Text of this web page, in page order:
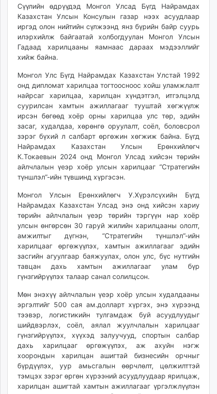
zuv.mn
mminfo.mn
ugluu.mn
urlag.mn
unen.mn
shudarga.mn
shuurhai.mn
unuudur.mn
isee.mn
mglradio.com
fact.mn
itoim.mn
tumen.mn
shuum.mn
tvmongolia.mn
mass.mn
unegui.mn
assa.mn
toim.mn
tac.mn
paparazzi.mn
Сүүлийн өдрүүдэд Монгол Улсад Бүгд Найрамдах
Казахстан Улсын Консулын газар нээх асуудлаар
иргэд олон нийтийн сүлжээнд янз бүрийн байр суурь
илэрхийлж байгаатай холбогдуулан Монгол Улсын
Гадаад харилцааны яамнаас дараах мэдээллийг
хийж байна.
Монгол Улс Бүгд Найрамдах Казахстан Улстай 1992
онд дипломат харилцаа тогтоосноос хойш уламжлалт
найрсаг харилцаа, харилцан хүндэтгэл, итгэлцэлд
суурилсан хамтын ажиллагааг тууштай хөгжүүлж
ирсэн бөгөөд хоёр орны харилцаа улс төр, эдийн
засаг, худалдаа, хөрөнгө оруулалт, соёл, боловсрол
зэрэг бүхий л салбарт өргөжин хөгжиж байна. Бүгд
Найрамдах Казахстан Улсын Ерөнхийлөгч
К.Токаевын 2024 онд Монгол Улсад хийсэн төрийн
айлчлалын үеэр хоёр улсын харилцааг “Стратегийн
түншлэл”-ийн түвшинд хүргэсэн.
Монгол Улсын Ерөнхийлөгч У.Хүрэлсүхийн Бүгд
Найрамдах Казахстан Улсад энэ онд хийсэн хариу
төрийн айлчлалын үеэр төрийн тэргүүн нар хоёр
улсын өнгөрсөн 30 гаруй жилийн харилцааны ололт,
амжилтыг дүгнэн, “Стратегийн түншлэл”-ийн
харилцааг өргөжүүлэх, хамтын ажиллагааг эдийн
засгийн агуулгаар баяжуулах, олон улс, бүс нутгийн
тавцан дахь хамтын ажиллагааг улам бүр
гүнзгийрүүлэх талаар санал солилцсон.
Мөн энэхүү айлчлалын үеэр хоёр улсын худалдааны
эргэлтийг 500 сая ам.долларт хүргэх, энэ хүрээнд
тээвэр, логистикийн тулгамдаж буй асуудлуудыг
шийдвэрлэх, соёл, аялал жуулчлалын харилцааг
гүнзгийрүүлэх, хүүхэд залуучууд, спортын салбар
дахь харилцааг өргөжүүлэх, аж ахуйн нэгж
хоорондын харилцан ашигтай бизнесийн орчныг
бүрдүүлэх, уур амьсгалын өөрчлөлт, цөлжилттэй
тэмцэх зэрэг өргөн хүрээний асуудлуудаар ярилцаж,
харилцан ашигтай хамтын ажиллагааг үргэлжлүүлэн